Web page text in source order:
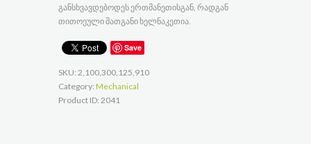
განსხვავდებოდეს ერთმანეთისგან, რადგან
თითოეული მათგანი ხელნაკეთია.
Save
SKU: 2,100,300,125,910
Category: Mechanical
Product ID: 2041